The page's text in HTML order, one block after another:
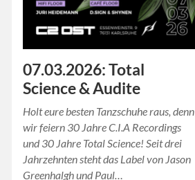
07.03.2026: Total
Science & Audite
Holt eure besten Tanzschuhe raus, denn
wir feiern 30 Jahre C.I.A Recordings
und 30 Jahre Total Science! Seit drei
Jahrzehnten steht das Label von Jason
Greenhalgh und Paul…